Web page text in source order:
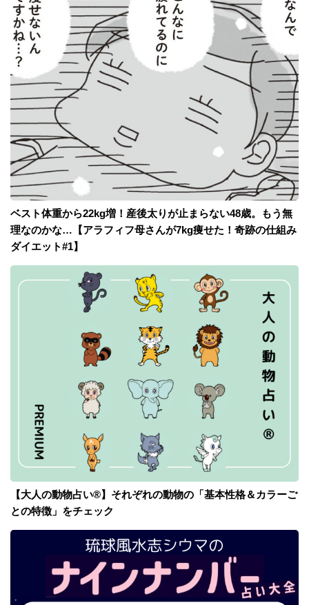
ベスト体重から22kg増！産後太りが止まらない48歳。もう無
理なのかな…【アラフィフ母さんが7kg痩せた！奇跡の仕組み
ダイエット#1】
【大人の動物占い®】それぞれの動物の「基本性格＆カラーご
との特徴」をチェック